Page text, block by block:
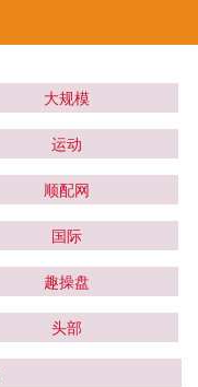
大规模
运动
顺配网
国际
趣操盘
头部